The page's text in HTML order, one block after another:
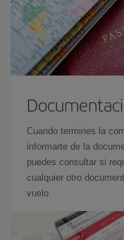
Cuando termines la
informarte de la
puedes consultar si
cualquier otro
vuelo.